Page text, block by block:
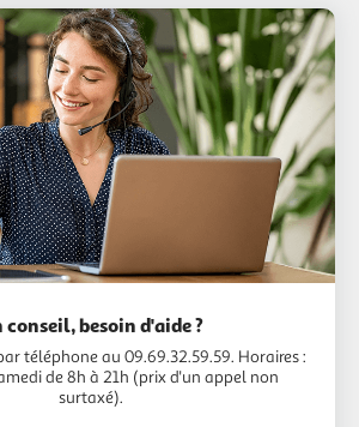
conseil, besoin d'aide ?
téléphone au 09.69.32.59.59. Horaires :
de 8h à 21h (prix d'un appel non
surtaxé).